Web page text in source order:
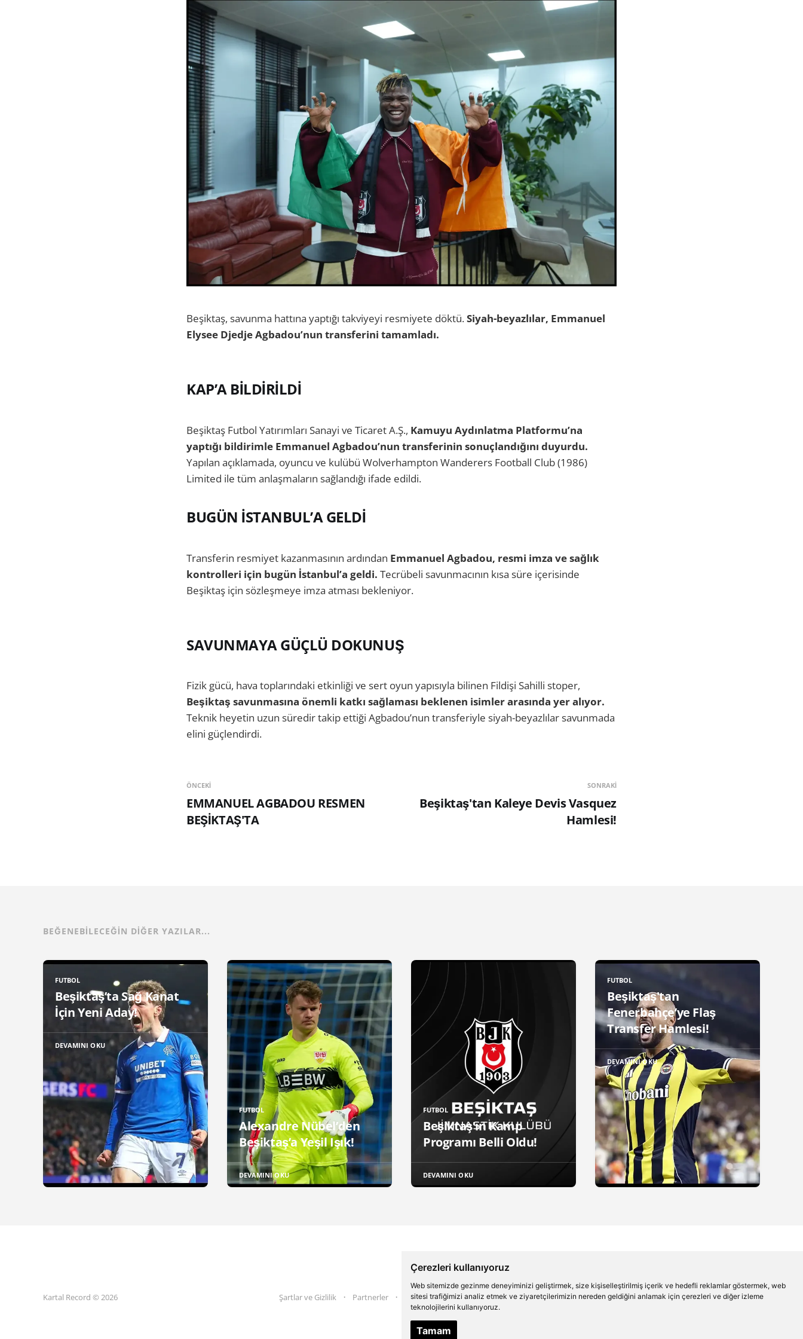
Çerezleri kullanıyoruz
Web sitemizde gezinme deneyiminizi geliştirmek, size kişiselleştirilmiş içerik ve hedefli reklamlar göstermek, web
sitesi trafiğimizi analiz etmek ve ziyaretçilerimizin nereden geldiğini anlamak için çerezleri ve diğer izleme
teknolojilerini kullanıyoruz.
Tamam
Beşiktaş, savunma hattına yaptığı takviyeyi resmiyete döktü.Siyah-beyazlılar, Emmanuel
Elysee Djedje Agbadou’nun transferini tamamladı.
KAP’A BİLDİRİLDİ
Beşiktaş Futbol Yatırımları Sanayi ve Ticaret A.Ş., Kamuyu Aydınlatma Platformu’na
yaptığı bildirimle Emmanuel Agbadou’nun transferinin sonuçlandığını duyurdu.
Yapılan açıklamada, oyuncu ve kulübü Wolverhampton Wanderers Football Club (1986)
Limited ile tüm anlaşmaların sağlandığı ifade edildi.
BUGÜN İSTANBUL’A GELDİ
Transferin resmiyet kazanmasının ardından Emmanuel Agbadou, resmi imza ve sağlık
kontrolleri için bugün İstanbul’a geldi. Tecrübeli savunmacının kısa süre içerisinde
Beşiktaş için sözleşmeye imza atması bekleniyor.
SAVUNMAYA GÜÇLÜ DOKUNUŞ
Fizik gücü, hava toplarındaki etkinliği ve sert oyun yapısıyla bilinen Fildişi Sahilli stoper,
Beşiktaş savunmasına önemli katkı sağlaması beklenen isimler arasında yer alıyor.
Teknik heyetin uzun süredir takip ettiği Agbadou’nun transferiyle siyah-beyazlılar savunmada
elini güçlendirdi.
ÖNCEKI
EMMANUEL AGBADOU RESMEN
BEŞİKTAŞ'TA
SONRAKI
Beşiktaş'tan Kaleye Devis Vasquez
Hamlesi!
BEĞENEBILECEĞIN DIĞER YAZILAR...
FUTBOL
Beşiktaş’ta Sağ Kanat
İçin Yeni Aday!
DEVAMINI OKU
FUTBOL
Alexandre Nübel’den
Beşiktaş’a Yeşil Işık!
DEVAMINI OKU
FUTBOL
Beşiktaş'ın Kamp
Programı Belli Oldu!
DEVAMINI OKU
FUTBOL
Beşiktaş'tan
Fenerbahçe’ye Flaş
Transfer Hamlesi!
DEVAMINI OKU
Kartal Record © 2026 Şartlar ve Gizlilik Partnerler İletişim Twitter Instagram Beşiktaş'ın Medyası